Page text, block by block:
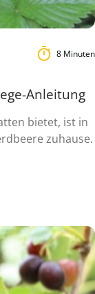
8 Minuten
Anleitung
bietet, ist in
zuhause.